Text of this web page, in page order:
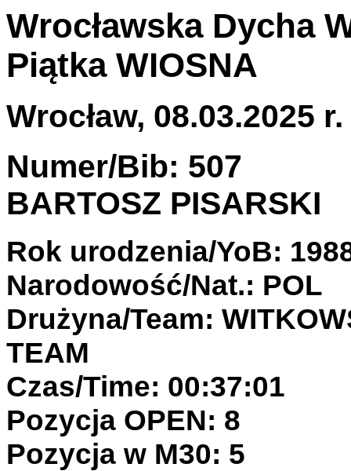
Wrocławska Dycha
Piątka WIOSNA
Wrocław, 08.03.2025 r.
Numer/Bib: 507
BARTOSZ PISARSKI
Rok urodzenia/YoB:
Narodowość/Nat.: POL
Drużyna/Team:
TEAM
Czas/Time: 00:37:01
Pozycja OPEN: 8
Pozycja w M30: 5